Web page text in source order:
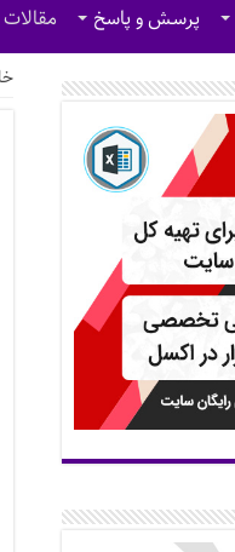
پرسش و پاسخ مقالات